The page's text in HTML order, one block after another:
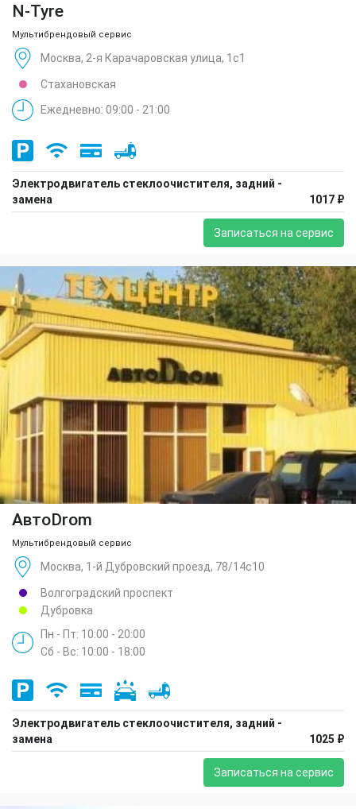
N-Tyre
Мультибрендовый сервис
Москва, 2-я Карачаровская улица, 1с1
Стахановская
Ежедневно: 09:00 - 21:00
Электродвигатель стеклоочистителя, задний -
замена
1017 ₽
Записаться на сервис
АвтоDrom
Мультибрендовый сервис
Москва, 1-й Дубровский проезд, 78/14с10
Волгоградский проспект
Дубровка
Пн - Пт: 10:00 - 20:00
Сб - Вс: 10:00 - 18:00
Электродвигатель стеклоочистителя, задний -
замена
1025 ₽
Записаться на сервис